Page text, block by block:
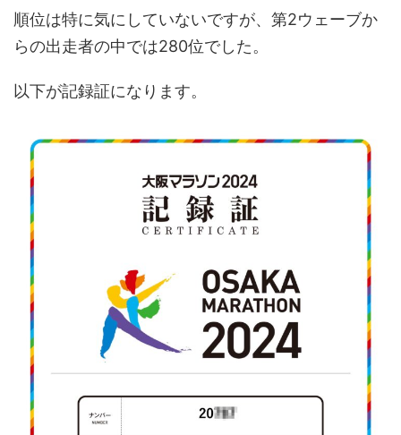
順位は特に気にしていないですが、第2ウェーブか
らの出走者の中では280位でした。
以下が記録証になります。